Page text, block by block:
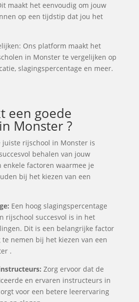
maakt het eenvoudig om jouw
op een tijdstip dat jou het
Ons platform maakt het
in Monster te vergelijken op
slagingspercentage en meer.
een goede
Monster ?
juiste rijschool in Monster is
behalen van jouw
factoren waarmee je
bij het kiezen van een
Een hoog slagingspercentage
rijschool succesvol is in het
Dit is een belangrijke factor
nemen bij het kiezen van een
.
Zorg ervoor dat de
en ervaren instructeurs in
voor een betere leerervaring